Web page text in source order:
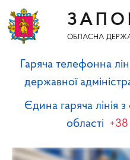
ОБЛАСНА
Гаряча телефонна
державної
Єдина гаряча лінія з
області